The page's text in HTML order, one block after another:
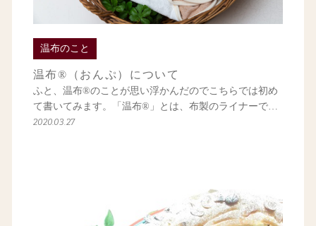
温布のこと
温布®（おんぷ）について
ふと、温布®のことが思い浮かんだのでこちらでは初め
て書いてみます。「温布®」とは、布製のライナーで…
2020.03.27